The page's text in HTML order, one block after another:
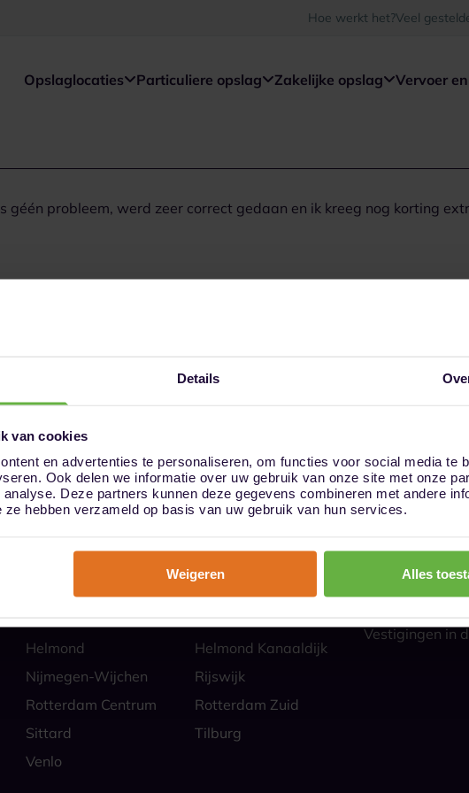
Details
van cookies
en advertenties te personaliseren, om functies voor social media te
Ook delen we informatie over uw gebruik van onze site met onze
Deze partners kunnen deze gegevens combineren met andere
hebben verzameld op basis van uw gebruik van hun services.
Weigeren Alles
Hoe werkt het?Veel
Opslaglocaties Particuliere opslag Zakelijke opslag Vervoer
probleem, werd zeer correct gedaan en ik kreeg nog korting
Almere
Alphen aan den Rijn
Eindhoven Best
Helmond
Helmond Kanaaldijk
Nijmegen-Wijchen
Rijswijk
Rotterdam Centrum
Rotterdam Zuid
Sittard
Tilburg
Venlo
Hoe werkt
Veilige opslag
Particulieren
Zakelijk
Vestigingen in